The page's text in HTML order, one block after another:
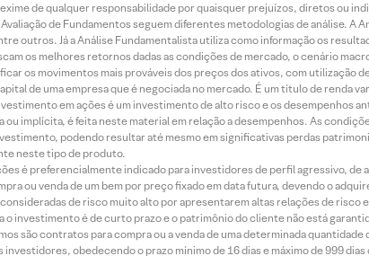
de qualquer responsabilidade por quaisquer prejuízos, diretos ou
Avaliação de Fundamentos seguem diferentes metodologias de análise.
outros. Já a Análise Fundamentalista utiliza como informação os
os melhores retornos dadas as condições de mercado, o cenário
os movimentos mais prováveis dos preços dos ativos, com utilização
de uma empresa que é negociada no mercado. É um título de renda
em ações é um investimento de alto risco e os desempenhos
ou implícita, é feita neste material em relação a desempenhos. As
podendo resultar até mesmo em significativas perdas
neste tipo de produto.
é preferencialmente indicado para investidores de perfil agressivo,
ou venda de um bem por preço fixado em data futura, devendo o
de risco muito alto por apresentarem altas relações de
o investimento é de curto prazo e o patrimônio do cliente não está
são contratos para compra ou a venda de uma determinada
obedecendo o prazo mínimo de 16 dias e máximo de 999